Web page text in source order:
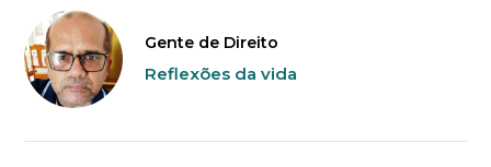
Gente de Direito
Reflexões da vida